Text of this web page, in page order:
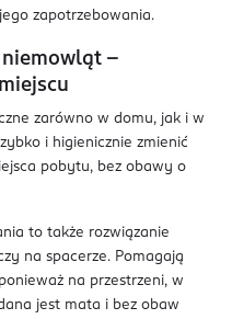
zapotrzebowania.
niemowląt –
zarówno w domu, jak i w
i higienicznie zmienić
pobytu, bez obawy o
to także rozwiązanie
na spacerze. Pomagają
na przestrzeni, w
jest mata i bez obaw